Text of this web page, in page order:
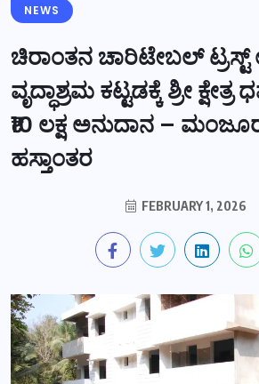
NEWS
ಚಿರಾಂತನ ಚಾರಿಟೇಬಲ್ ಟ್ರಸ್ಟ್
ವೃದ್ಧಾಶ್ರಮ ಕಟ್ಟಡಕ್ಕೆ ಶ್ರೀ
₹10 ಲಕ್ಷ ಅನುದಾನ –
ಹಸ್ತಾಂತರ
FEBRUARY 1, 2026